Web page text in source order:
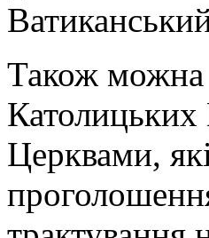
Також можна
Церквами,